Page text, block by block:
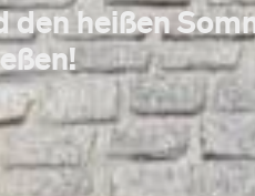
heißen